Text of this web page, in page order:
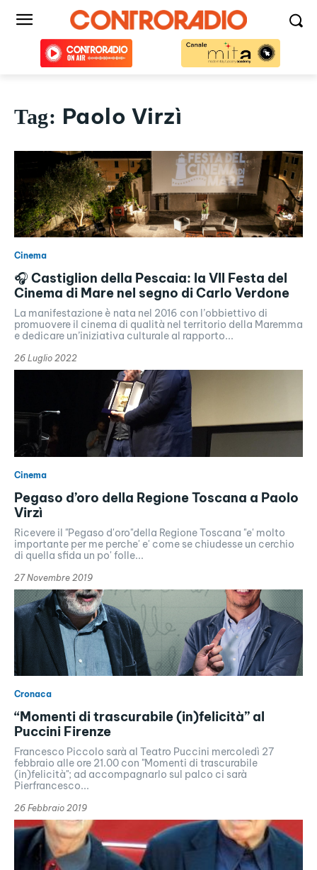
Tag: Paolo Virzì
Cinema
🎧 Castiglion della Pescaia: la VII Festa del
Cinema di Mare nel segno di Carlo Verdone
La manifestazione è nata nel 2016 con l’obbiettivo di
promuovere il cinema di qualità nel territorio della Maremma
e dedicare un’iniziativa culturale al rapporto...
26 Luglio 2022
Cinema
Pegaso d’oro della Regione Toscana a Paolo
Virzì
Ricevere il "Pegaso d'oro"della Regione Toscana "e' molto
importante per me perche' e' come se chiudesse un cerchio
di quella sfida un po' folle...
27 Novembre 2019
Cronaca
“Momenti di trascurabile (in)felicità” al
Puccini Firenze
Francesco Piccolo sarà al Teatro Puccini mercoledì 27
febbraio alle ore 21.00 con "Momenti di trascurabile
(in)felicità"; ad accompagnarlo sul palco ci sarà
Pierfrancesco...
26 Febbraio 2019